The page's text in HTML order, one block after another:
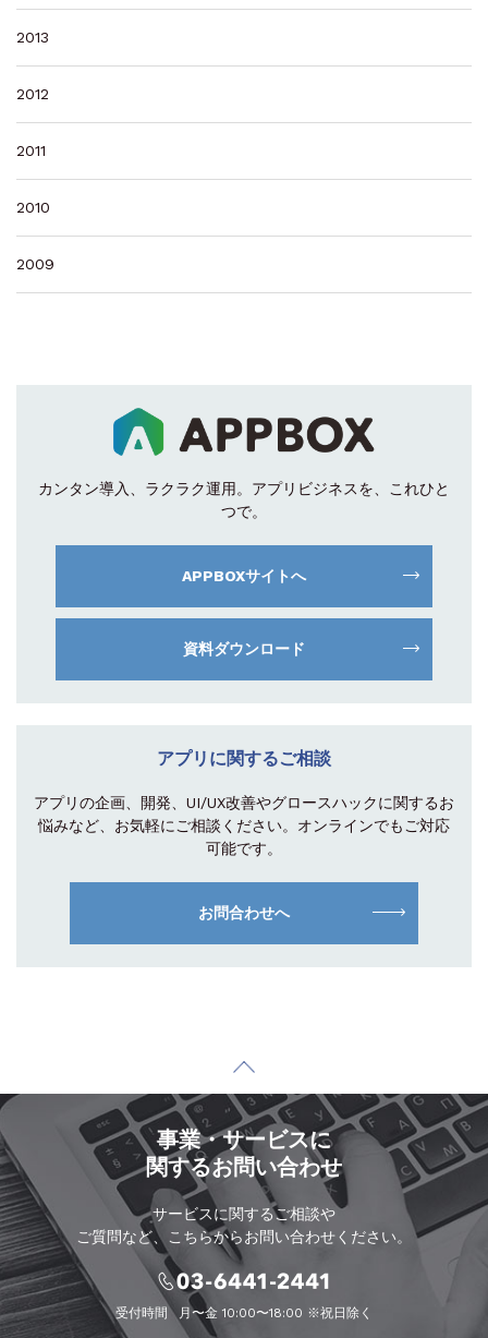
2013
2012
2011
2010
2009
カンタン導入、ラクラク運用。 アプリビジネスを、これひと
つで。
APPBOXサイトへ
資料ダウンロード
アプリに関するご相談
アプリの企画、開発、UI/UX改善やグロースハックに関するお
悩みなど、お気軽にご相談 ください。オンラインでもご対応
可能です。
お問合わせへ
事業・サービスに
関するお問い合わせ
サービスに関するご相談や
ご質問など、こちらからお問い合わせください。
受付時間 月〜金 10:00〜18:00 ※祝日除く